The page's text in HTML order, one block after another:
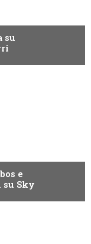
su
e
su Sky